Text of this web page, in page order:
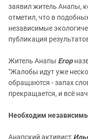
заявил житель Анапы,
отметил, что в
независимые
публикация
Житель Анапы Егор
"Жалобы идут уже
обращаются - запах
прекращается, и всё
Необходим
Анапский активист